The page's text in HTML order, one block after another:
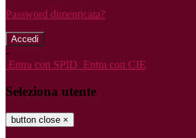
Password dimenticata?
-
Entra con SPID Entra con CIE
Seleziona utente
button close ×